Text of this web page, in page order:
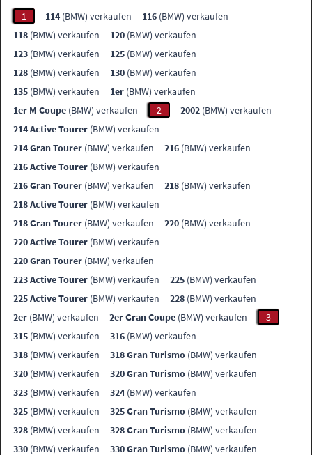
1 114 (BMW) verkaufen 116 (BMW) verkaufen
118 (BMW) verkaufen 120 (BMW) verkaufen
123 (BMW) verkaufen 125 (BMW) verkaufen
128 (BMW) verkaufen 130 (BMW) verkaufen
135 (BMW) verkaufen 1er (BMW) verkaufen
1er M Coupe (BMW) verkaufen 2 2002 (BMW) verkaufen
214 Active Tourer (BMW) verkaufen
214 Gran Tourer (BMW) verkaufen 216 (BMW) verkaufen
216 Active Tourer (BMW) verkaufen
216 Gran Tourer (BMW) verkaufen 218 (BMW) verkaufen
218 Active Tourer (BMW) verkaufen
218 Gran Tourer (BMW) verkaufen 220 (BMW) verkaufen
220 Active Tourer (BMW) verkaufen
220 Gran Tourer (BMW) verkaufen
223 Active Tourer (BMW) verkaufen 225 (BMW) verkaufen
225 Active Tourer (BMW) verkaufen 228 (BMW) verkaufen
2er (BMW) verkaufen 2er Gran Coupe (BMW) verkaufen
3
315 (BMW) verkaufen 316 (BMW) verkaufen
318 (BMW) verkaufen 318 Gran Turismo (BMW) verkaufen
320 (BMW) verkaufen 320 Gran Turismo (BMW) verkaufen
323 (BMW) verkaufen 324 (BMW) verkaufen
325 (BMW) verkaufen 325 Gran Turismo (BMW) verkaufen
328 (BMW) verkaufen 328 Gran Turismo (BMW) verkaufen
330 (BMW) verkaufen 330 Gran Turismo (BMW) verkaufen